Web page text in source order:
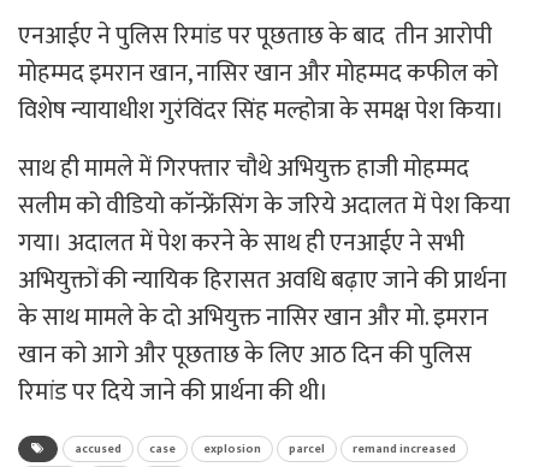
एनआईए ने पुलिस रिमांड पर पूछताछ के बाद तीन आरोपी
मोहम्मद इमरान खान, नासिर खान और मोहम्मद कफील को
विशेष न्यायाधीश गुरंविंदर सिंह मल्होत्रा के समक्ष पेश किया।
साथ ही मामले में गिरफ्तार चौथे अभियुक्त हाजी मोहम्मद
सलीम को वीडियो कॉन्फ्रेंंसिंग के जरिये अदालत में पेश किया
गया। अदालत में पेश करने के साथ ही एनआईए ने सभी
अभियुक्तों की न्यायिक हिरासत अवधि बढ़ाए जाने की प्रार्थना
के साथ मामले के दो अभियुक्त नासिर खान और मो. इमरान
खान को आगे और पूछताछ के लिए आठ दिन की पुलिस
रिमांड पर दिये जाने की प्रार्थना की थी।
accused case explosion parcel
remand increased